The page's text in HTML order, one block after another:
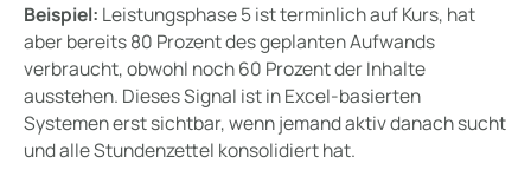
Beispiel: Leistungsphase 5 ist terminlich auf Kurs, hat
aber bereits 80 Prozent des geplanten Aufwands
verbraucht, obwohl noch 60 Prozent der Inhalte
ausstehen. Dieses Signal ist in Excel-basierten
Systemen erst sichtbar, wenn jemand aktiv danach sucht
und alle Stundenzettel konsolidiert hat.